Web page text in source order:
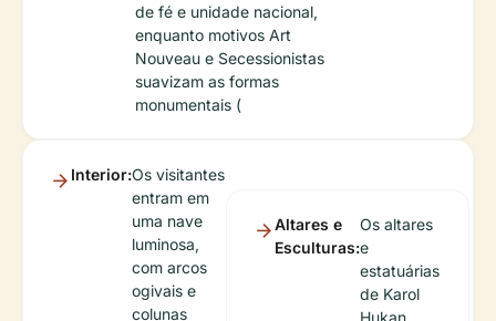
de fé e unidade nacional,
enquanto motivos Art
Nouveau e Secessionistas
suavizam as formas
monumentais (
Interior:Os visitantes
entram em
uma nave
luminosa,
com arcos
ogivais e
colunas
Altares e
Esculturas:
Os altares
e
estatuárias
de Karol